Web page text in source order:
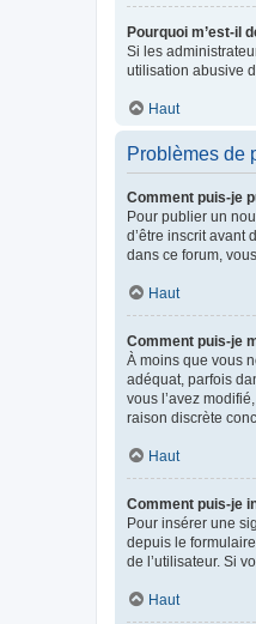
Pourquoi m’est-il
Si les
utilisation abusive
Haut
Problèmes de
Comment puis-je
Pour publier un
d’être inscrit avant
dans ce forum,
Haut
Comment puis-je
À moins que vous
adéquat, parfois
vous l’avez
raison discrète
Haut
Comment puis-je
Pour insérer une
depuis le
de l’utilisateur. Si
Haut